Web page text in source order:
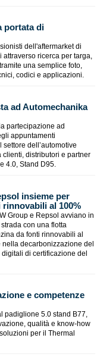
portata di
dell'aftermarket di
ricerca per targa,
una semplice foto,
codici e applicazioni.
ad Automechanika
partecipazione ad
appuntamenti
dell’automotive
clienti, distributori e partner
4.0, Stand D95.
insieme per
al 100%
Group e Repsol avviano in
con una flotta
da fonti rinnovabili al
decarbonizzazione del
di certificazione del
e competenze
padiglione 5.0 stand B77,
qualità e know-how
per il Thermal